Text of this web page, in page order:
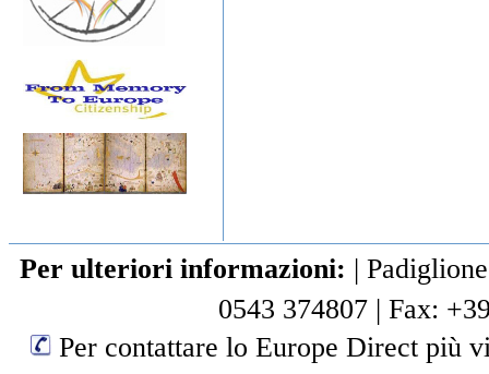
Per ulteriori informazioni: |
0543 374807 | Fax:
Per contattare lo Europe Direct più